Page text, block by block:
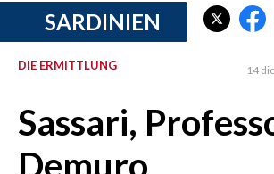
SASSARI E PROVINCIA
GALLURA
NUORO E PROVINCIA
AGENDA
CRONACA
SARDINIEN
DIE ERMITTLUNG 14
Sassari,
Demuro